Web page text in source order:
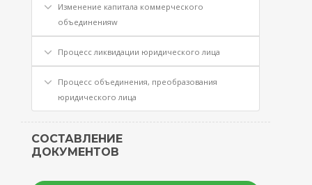
Изменение капитала коммерческого
объединенияw
Процесс ликвидации юридического лица
Процесс объединения, преобразования
юридического лица
СОСТАВЛЕНИЕ
ДОКУМЕНТОВ